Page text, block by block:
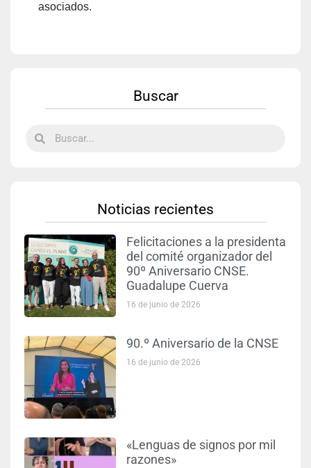
asociados.
Buscar
Noticias recientes
Felicitaciones a la presidenta
del comité organizador del
90º Aniversario CNSE.
Guadalupe Cuerva
16 de junio de 2026
90.º Aniversario de la CNSE
16 de junio de 2026
«Lenguas de signos por mil
razones»